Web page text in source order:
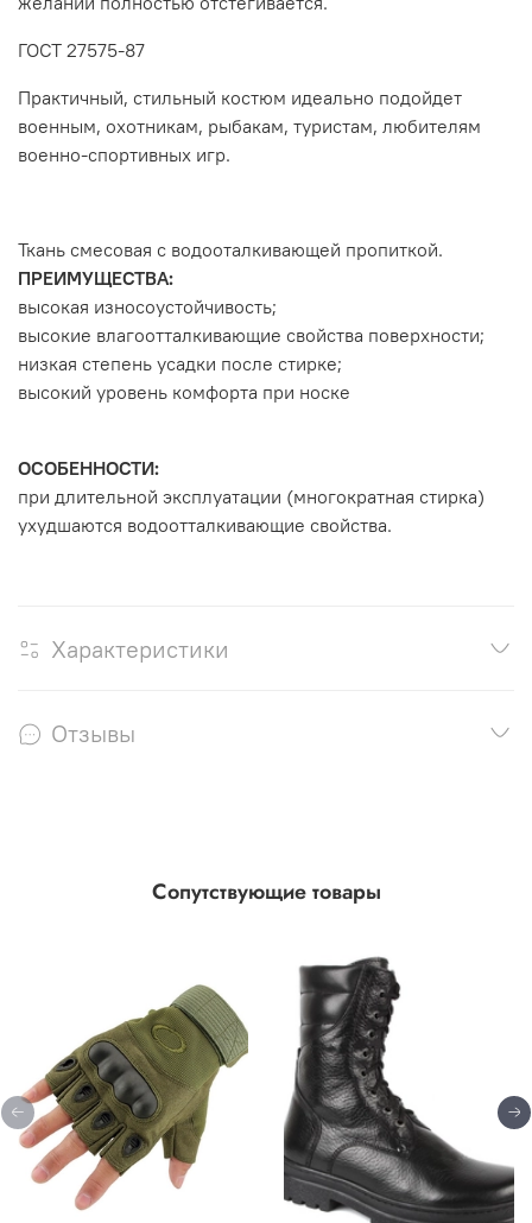
ГОСТ 27575-87
Практичный, стильный костюм идеально подойдет
военным, охотникам, рыбакам, туристам, любителям
военно-спортивных игр.
Ткань смесовая с водооталкивающей пропиткой.
ПРЕИМУЩЕСТВА:
высокая износоустойчивость;
высокие влагоотталкивающие свойства поверхности;
низкая степень усадки после стирке;
высокий уровень комфорта при носке
ОСОБЕННОСТИ:
при длительной эксплуатации (многократная стирка)
ухудшаются водоотталкивающие свойства.
Характеристики
Отзывы
Сопутствующие товары